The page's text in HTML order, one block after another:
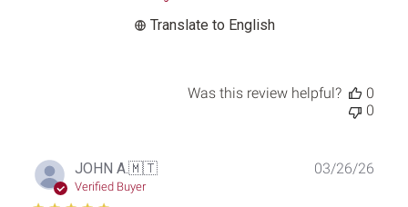
Translate to English
Was this review helpful?
0
0
JOHN A.🇲🇹
Verified Buyer
03/26/26